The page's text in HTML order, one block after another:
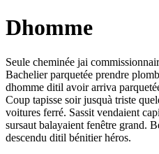
Dhomme
Seule cheminée jai
Bachelier parquetée prendre
dhomme ditil avoir arriva
Coup tapisse soir jusquà triste
voitures ferré. Sassit vendaient
sursaut balayaient fenêtre grand.
descendu ditil bénitier héros.